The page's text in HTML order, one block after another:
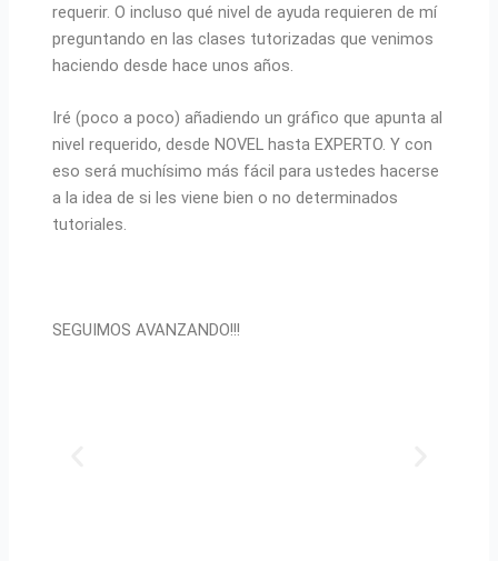
requerir. O incluso qué nivel de ayuda requieren de mí
preguntando en las clases tutorizadas que venimos
haciendo desde hace unos años.
Iré (poco a poco) añadiendo un gráfico que apunta al
nivel requerido, desde NOVEL hasta EXPERTO. Y con
eso será muchísimo más fácil para ustedes hacerse
a la idea de si les viene bien o no determinados
tutoriales.
SEGUIMOS AVANZANDO!!!